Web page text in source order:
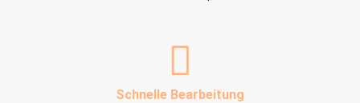
Schnelle Bearbeitung